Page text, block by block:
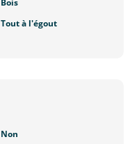
Bois
Tout à l'égout
Non